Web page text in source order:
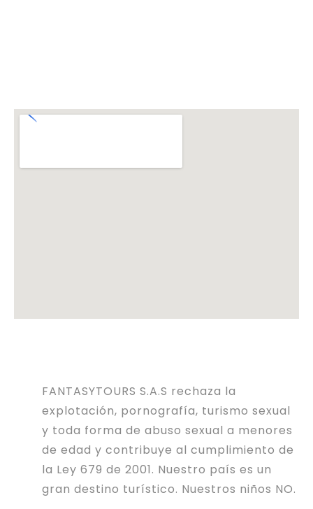
FANTASYTOURS S.A.S rechaza la
explotación, pornografía, turismo sexual
y toda forma de abuso sexual a menores
de edad y contribuye al cumplimiento de
la Ley 679 de 2001. Nuestro país es un
gran destino turístico. Nuestros niños NO.